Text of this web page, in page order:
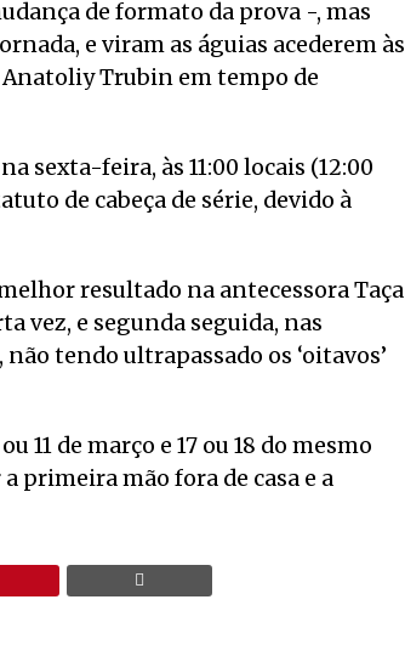
de formato da prova -, mas
e viram as águias acederem às
Trubin em tempo de
sexta-feira, às 11:00 locais (12:00
de cabeça de série, devido à
resultado na antecessora Taça
vez, e segunda seguida, nas
tendo ultrapassado os ‘oitavos’
11 de março e 17 ou 18 do mesmo
primeira mão fora de casa e a